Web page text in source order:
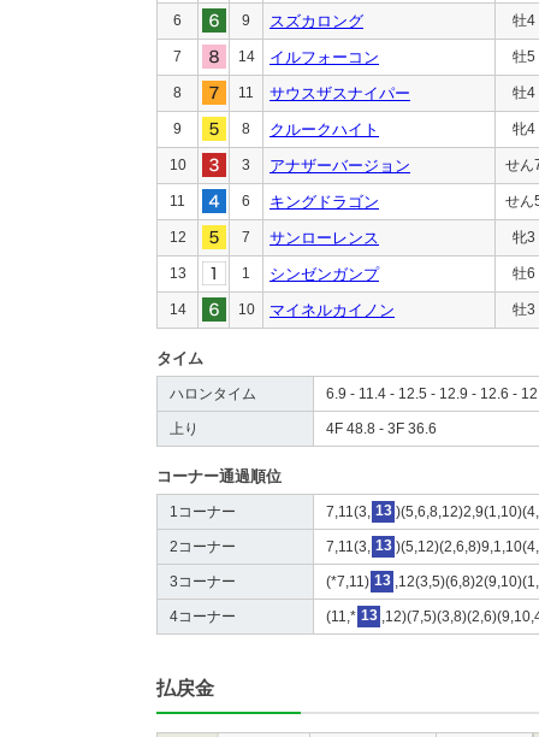
6 9 スズカロング 牡4
7 14 イルフォーコン 牡5
8 11 サウスザスナイパー 牡4
9 8 クルークハイト 牝4
10 3 アナザーバージョン せん
11 6 キングドラゴン せん
12 7 サンローレンス 牝3
13 1 シンゼンガンプ 牡6
14 10 マイネルカイノン 牡3
タイム
ハロンタイム 6.9 - 11.4 - 12.5 - 12.9 - 12.6 -
上り 4F 48.8 - 3F 36.6
コーナー通過順位
1コーナー 7,11(3, 13
2コーナー 7,11(3, 13
3コーナー (*7,11) 13
4コーナー (11,* 13
払戻金